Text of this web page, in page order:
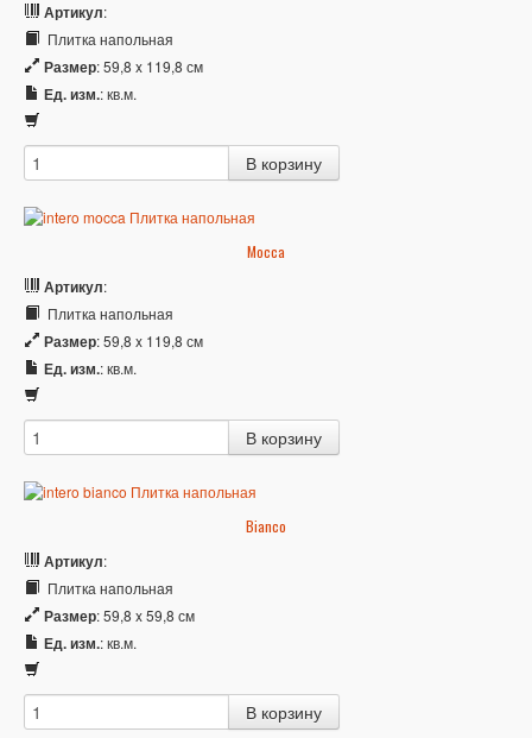
Артикул:
Плитка напольная
Размер: 59,8 x 119,8 см
Ед. изм.: кв.м.
Mocca
Артикул:
Плитка напольная
Размер: 59,8 x 119,8 см
Ед. изм.: кв.м.
Bianco
Артикул:
Плитка напольная
Размер: 59,8 x 59,8 см
Ед. изм.: кв.м.